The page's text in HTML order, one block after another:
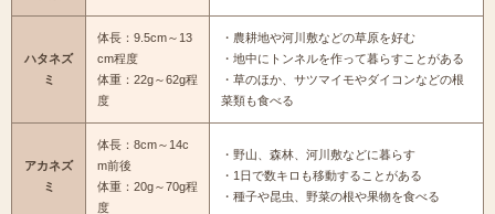
ハタネズ
ミ
体長：9.5cm～13
cm程度
体重：22g～62g程
度
・農耕地や河川敷などの草原を好む
・地中にトンネルを作って暮らすことがある
・草のほか、サツマイモやダイコンなどの根
菜類も食べる
アカネズ
ミ
体長：8cm～14c
m前後
体重：20g～70g程
度
・野山、森林、河川敷などに暮らす
・1日で数キロも移動することがある
・種子や昆虫、野菜の根や果物を食べる